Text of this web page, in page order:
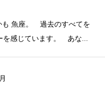
も 魚座。 過去のすべてを
を感じています。 あな...